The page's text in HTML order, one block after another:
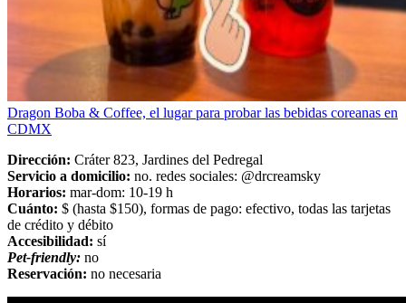
Dragon Boba & Coffee, el lugar para probar las bebidas coreanas en
CDMX
Dirección: Cráter 823, Jardines del Pedregal
Servicio a domicilio: no. redes sociales: @drcreamsky
Horarios: mar-dom: 10-19 h
Cuánto: $ (hasta $150), formas de pago: efectivo, todas las tarjetas
de crédito y débito
Accesibilidad: sí
Pet-friendly: no
Reservación: no necesaria